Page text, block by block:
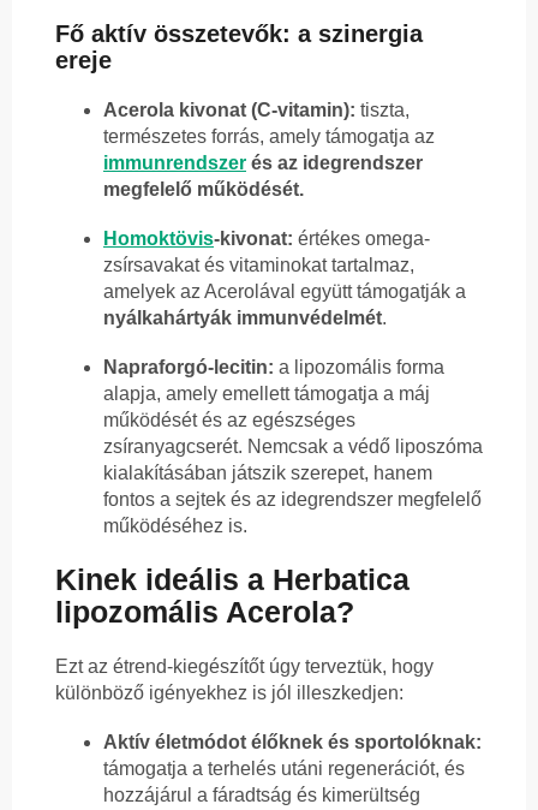
Fő aktív összetevők: a szinergia
ereje
Acerola kivonat (C-vitamin): tiszta,
természetes forrás, amely támogatja az
immunrendszer és az idegrendszer
megfelelő működését.
Homoktövis-kivonat: értékes omega-
zsírsavakat és vitaminokat tartalmaz,
amelyek az Acerolával együtt támogatják a
nyálkahártyák immunvédelmét.
Napraforgó-lecitin: a lipozomális forma
alapja, amely emellett támogatja a máj
működését és az egészséges
zsíranyagcserét. Nemcsak a védő liposzóma
kialakításában játszik szerepet, hanem
fontos a sejtek és az idegrendszer megfelelő
működéséhez is.
Kinek ideális a Herbatica
lipozomális Acerola?
Ezt az étrend-kiegészítőt úgy terveztük, hogy
különböző igényekhez is jól illeszkedjen:
Aktív életmódot élőknek és sportolóknak:
támogatja a terhelés utáni regenerációt, és
hozzájárul a fáradtság és kimerültség